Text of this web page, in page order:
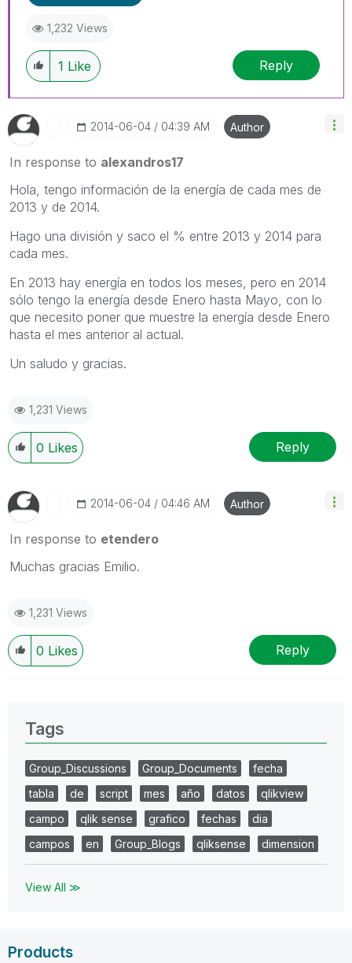
1,232 Views
1 Like Reply
‎2014-06-04 04:39 AM Author
In response to alexandros17
Hola, tengo información de la energía de cada mes de
2013 y de 2014.
Hago una división y saco el % entre 2013 y 2014 para
cada mes.
En 2013 hay energía en todos los meses, pero en 2014
sólo tengo la energía desde Enero hasta Mayo, con lo
que necesito poner que muestre la energía desde Enero
hasta el mes anterior al actual.
Un saludo y gracias.
1,231 Views
0 Likes Reply
‎2014-06-04 04:46 AM Author
In response to etendero
Muchas gracias Emilio.
1,231 Views
0 Likes Reply
Tags
Group_Discussions Group_Documents
fecha
tabla
de script mes año datos
qlikview
campo
qlik sense grafico fechas
dia
campos
en Group_Blogs qliksense dimension
View All ≫
Products